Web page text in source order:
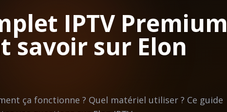
S'abonner
IPTV Premium
savoir sur Elon
ça fonctionne ? Quel matériel utiliser ? Ce guide